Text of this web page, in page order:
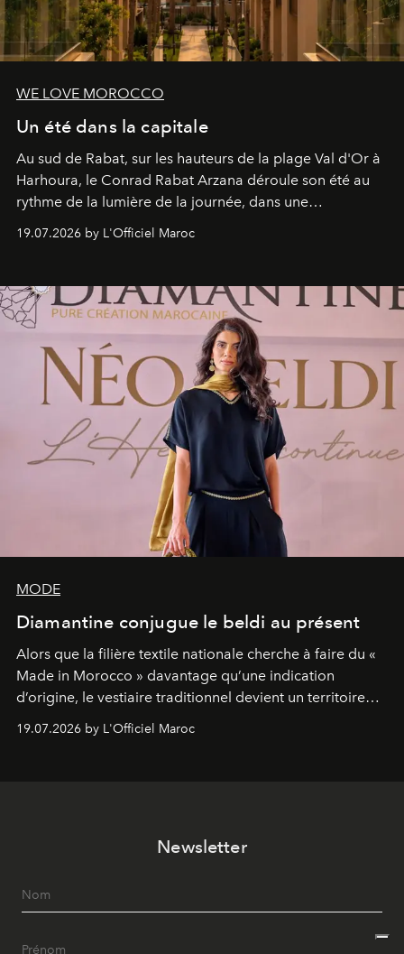
WE LOVE MOROCCO
Un été dans la capitale
Au sud de Rabat, sur les hauteurs de la plage Val d'Or à
Harhoura, le Conrad Rabat Arzana déroule son été au
rythme de la lumière de la journée, dans une
programmation pensée comme une succession de
rendez-vous avec l’océan.
19.07.2026 by L'Officiel Maroc
MODE
Diamantine conjugue le beldi au présent
Alors que la filière textile nationale cherche à faire du «
Made in Morocco » davantage qu’une indication
d’origine, le vestiaire traditionnel devient un territoire
d’expérimentation. Avec Néo Beldi, Diamantine en
révise les proportions et les usages pour l’inscrire dans
19.07.2026 by L'Officiel Maroc
Newsletter